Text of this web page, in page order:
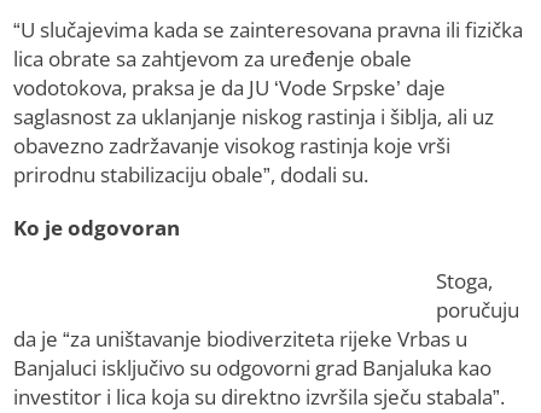
“U slučajevima kada se zainteresovana pravna ili fizička
lica obrate sa zahtjevom za uređenje obale
vodotokova, praksa je da JU ‘Vode Srpske’ daje
saglasnost za uklanjanje niskog rastinja i šiblja, ali uz
obavezno zadržavanje visokog rastinja koje vrši
prirodnu stabilizaciju obale”, dodali su.
Ko je odgovoran
Stoga,
poručuju
da je “za uništavanje biodiverziteta rijeke Vrbas u
Banjaluci isključivo su odgovorni grad Banjaluka kao
investitor i lica koja su direktno izvršila sječu stabala”.